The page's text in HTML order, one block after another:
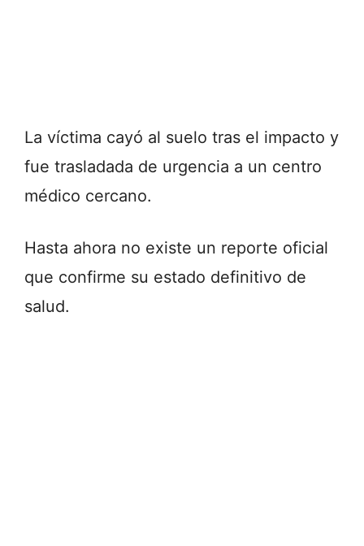
La víctima cayó al suelo tras el impacto y
fue trasladada de urgencia a un centro
médico cercano.
Hasta ahora no existe un reporte oficial
que confirme su estado definitivo de
salud.